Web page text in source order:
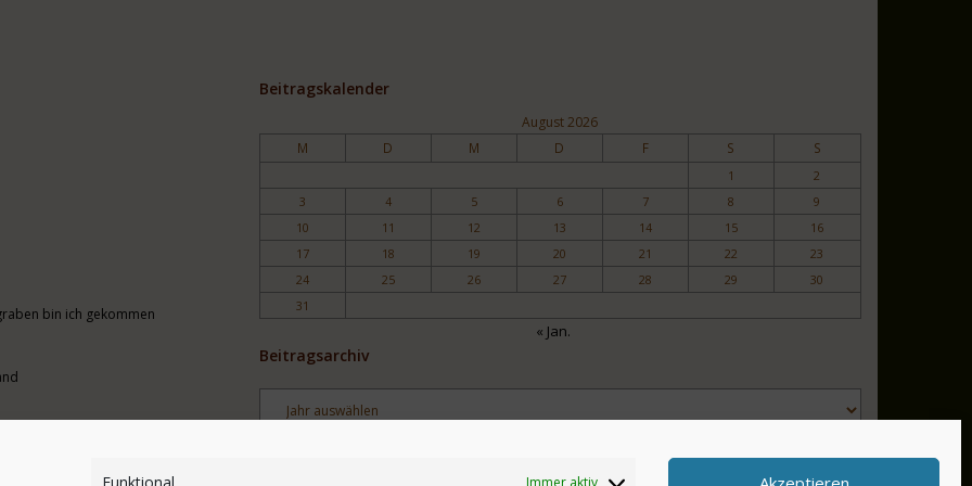
Immer aktiv
bin ich gekommen
Beitragskalender
August 2026
M D M D F S S
1
2
3
4 5 6 7 8
9
10
11 12 13 14 15
16
17
18 19 20 21 22
23
24
25 26 27 28 29
30
31
« Jan.
Beitragsarchiv
Archiv